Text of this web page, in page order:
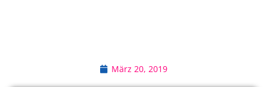
März 20, 2019